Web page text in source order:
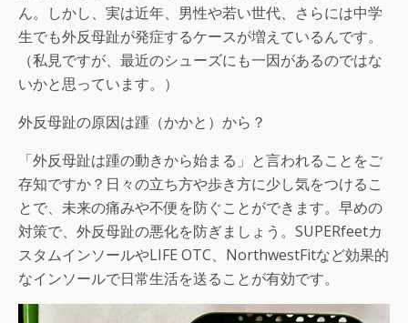
ん。しかし、実は近年、男性や若い世代、さらには中学
生でも外反母趾が発症するケースが増えているんです。
（私見ですが、最近のシューズにも一因があるのではな
いかと思っています。）
外反母趾の原因は踵（かかと）から？
「外反母趾は踵の動きから始まる」と言われることをご
存知ですか？日々の立ち方や歩き方に少し気をつけるこ
とで、未来の痛みや不便を防ぐことができます。早めの
対策で、外反母趾の悪化を防ぎましょう。SUPERfeetカ
スタムインソールやLIFE OTC、NorthwestFitなど効果的
なインソールで日常生活を送ることが有効です。